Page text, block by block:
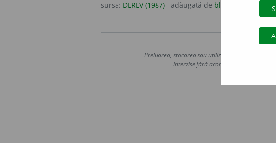
sursa: DLRLV (1987) adăugată de blaurb.
Preluarea, stocarea sau utilizarea datelor de pe
interzise fără acordul nostru prealabil